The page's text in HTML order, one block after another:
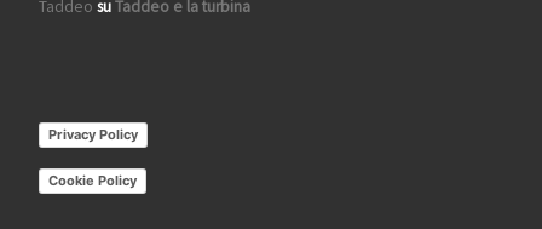
Taddeo suTaddeo e la turbina
Privacy Policy
Cookie Policy